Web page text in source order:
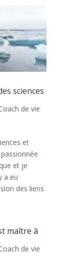
sciences
de vie
et
et je
a eu
des liens
maître à
de vie